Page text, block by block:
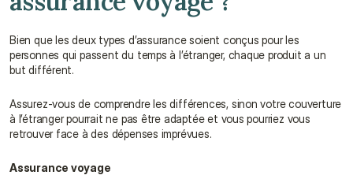
Bien que les deux types d’assurance soient conçus pour les
personnes qui passent du temps à l’étranger, chaque produit a un
but différent.
Assurez-vous de comprendre les différences, sinon votre couverture
à l’étranger pourrait ne pas être adaptée et vous pourriez vous
retrouver face à des dépenses imprévues.
Assurance voyage